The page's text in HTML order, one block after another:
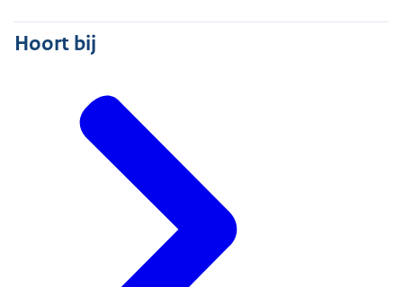
Hoort bij